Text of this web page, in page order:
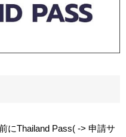
にThailand Pass( -> 申請サ